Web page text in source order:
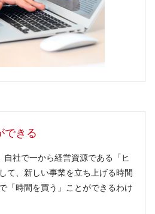
できる
自社で一から経営資源である「ヒ
て、新しい事業を立ち上げる時間
「時間を買う」ことができるわけ